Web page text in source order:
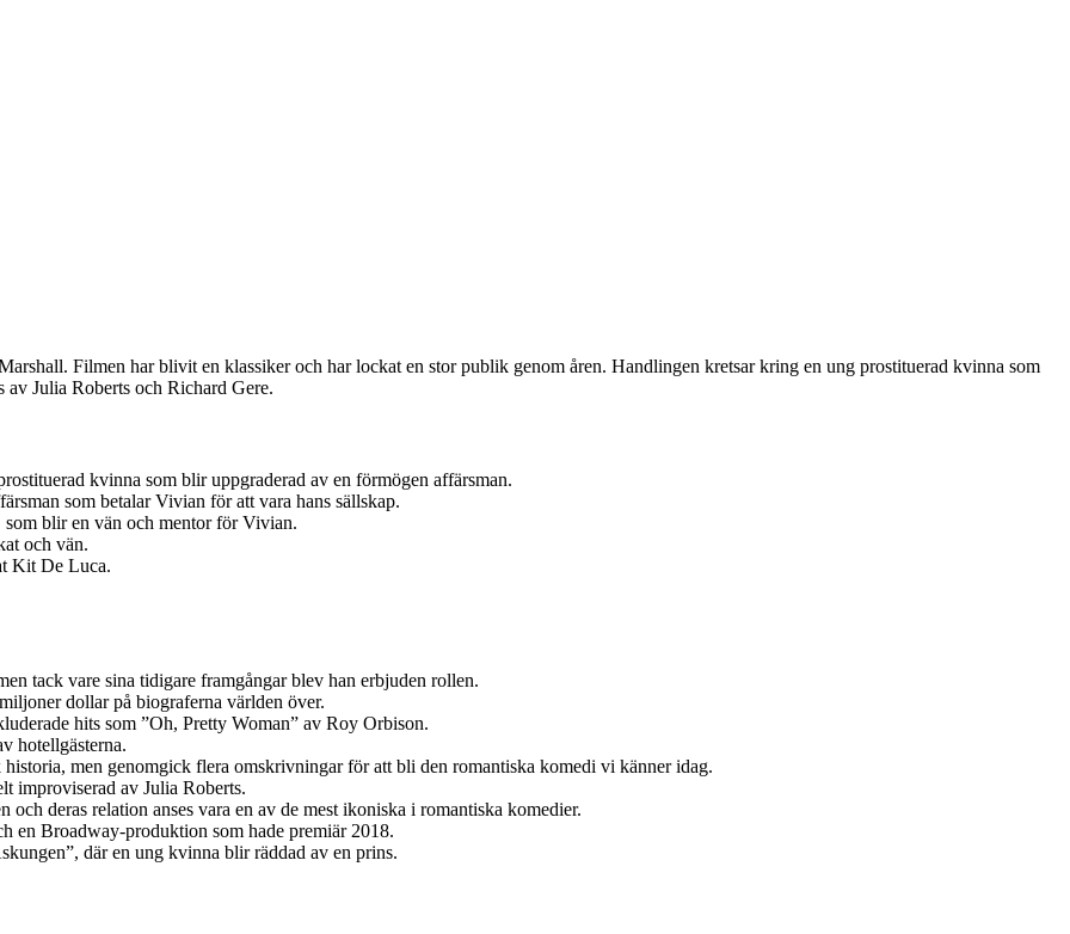
Filmen har blivit en klassiker och har lockat en stor publik genom åren. Handlingen kretsar kring en ung prostituerad kvinna som
Julia Roberts och Richard Gere.
kvinna som blir uppgraderad av en förmögen affärsman.
som betalar Vivian för att vara hans sällskap.
blir en vän och mentor för Vivian.
och vän.
Kit De Luca.
tack vare sina tidigare framgångar blev han erbjuden rollen.
dollar på biograferna världen över.
hits som ”Oh, Pretty Woman” av Roy Orbison.
hotellgästerna.
men genomgick flera omskrivningar för att bli den romantiska komedi vi känner idag.
improviserad av Julia Roberts.
deras relation anses vara en av de mest ikoniska i romantiska komedier.
en Broadway-produktion som hade premiär 2018.
där en ung kvinna blir räddad av en prins.